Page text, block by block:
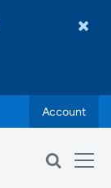
Account